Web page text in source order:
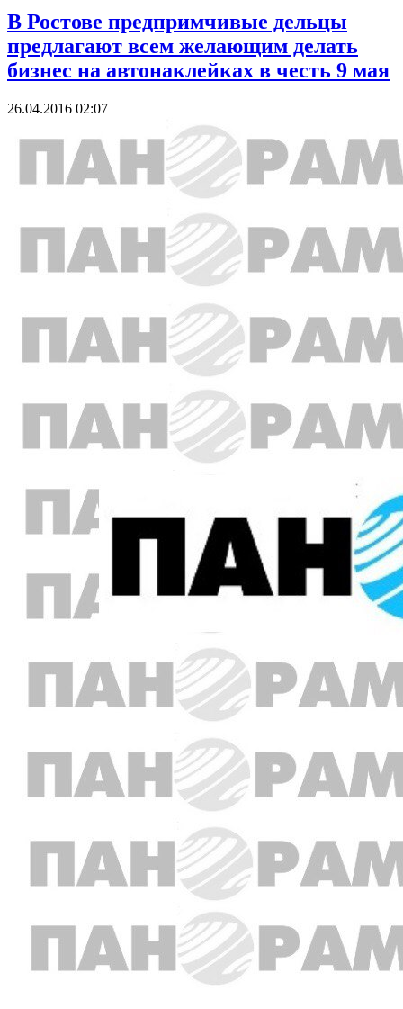
В Ростове предпримчивые дельцы
предлагают всем желающим делать
бизнес на автонаклейках в честь 9 мая
26.04.2016 02:07